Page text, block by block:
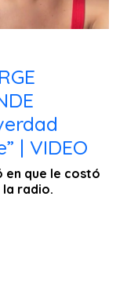
| VIDEO
en que le costó
la radio.